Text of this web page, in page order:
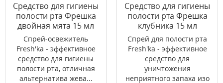
Cредство для гигиены
полости рта Фрешка
двойная мята 15 мл
(спрей)
Спрей-освежитель
Fresh'ka - эффективное
средство для гигиены
полости рта, отличная
альтернатива жева...
Cредство для гигиены
полости рта Фрешка
клубника 15 мл
(спрей)
Спрей для полости рта
Fresh'ka - эффективное
средство для
уничтожения
неприятного запаха изо